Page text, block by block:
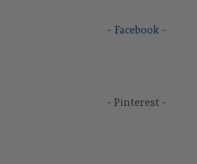
Facebook
Pinterest